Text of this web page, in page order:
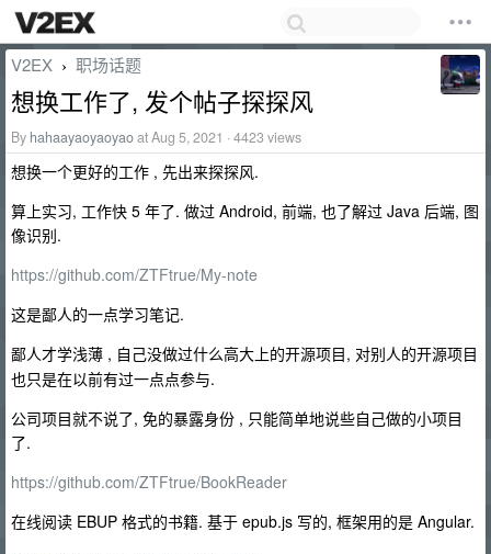
V2EX › 职场话题
想换工作了, 发个帖子探探风
By hahaayaoyaoyaoat Aug 5, 2021 · 4423 views
想换一个更好的工作 , 先出来探探风.
算上实习, 工作快 5 年了. 做过 Android, 前端, 也了解过 Java 后端, 图
像识别.
https://github.com/ZTFtrue/My-note
这是鄙人的一点学习笔记.
鄙人才学浅薄 , 自己没做过什么高大上的开源项目, 对别人的开源项目
也只是在以前有过一点点参与.
公司项目就不说了, 免的暴露身份 , 只能简单地说些自己做的小项目
了.
https://github.com/ZTFtrue/BookReader
在线阅读 EBUP 格式的书籍. 基于 epub.js 写的, 框架用的是 Angular.